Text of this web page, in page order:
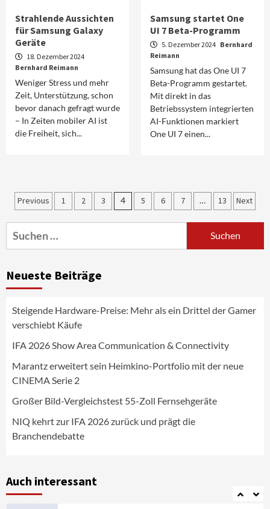
Strahlende Aussichten
für Samsung Galaxy
Geräte
18. Dezember 2024
Bernhard Reimann
Weniger Stress und mehr
Zeit, Unterstützung, schon
bevor danach gefragt wurde
– In Zeiten mobiler AI ist
die Freiheit, sich...
Samsung startet One
UI 7 Beta-Programm
5. Dezember 2024 Bernhard
Reimann
Samsung hat das One UI 7
Beta-Programm gestartet.
Mit direkt in das
Betriebssystem integrierten
AI-Funktionen markiert
One UI 7 einen...
Seitennummerierung
der
Beiträge
Previous 1 2 3 4 5 6 7 … 13 Next
Suchen
nach:
Neueste Beiträge
Steigende Hardware-Preise: Mehr als ein Drittel der Gamer
verschiebt Käufe
IFA 2026 Show Area Communication & Connectivity
Marantz erweitert sein Heimkino-Portfolio mit der neue
CINEMA Serie 2
Großer Bild-Vergleichstest 55-Zoll Fernsehgeräte
NIQ kehrt zur IFA 2026 zurück und prägt die
Branchendebatte
Auch interessant
Marantz erweitert sein Heimkino-
Portfolio mit der neue CINEMA Serie 2
4
News aus dem Internet
Fernsehgeräte
5
NIQ kehrt zur IFA 2026 zurück und prägt
die Branchendebatte
6
Aktuell
CHERRY baut Vertriebsteam in
7
Klimageräte und Ventilatoren